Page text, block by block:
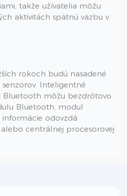
takže užívatelia môžu
aktivitách spätnú väzbu v
rokoch budú nasadené
Inteligentné
Bluetooth môžu bezdrôtovo
Bluetooth, modul
odovzdá
centrálnej procesorovej